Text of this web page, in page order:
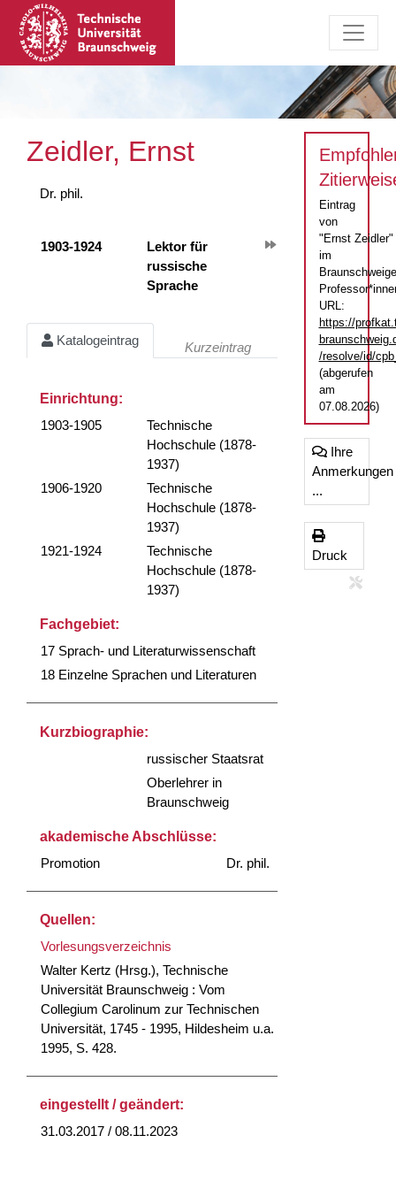
Zeidler, Ernst
Dr. phil.
1903-1924
Lektor für
russische
Sprache
Katalogeintrag Kurzeintrag
Einrichtung:
1903-1905
Technische
Hochschule (1878-
1937)
1906-1920
Technische
Hochschule (1878-
1937)
1921-1924
Technische
Hochschule (1878-
1937)
Fachgebiet:
17 Sprach- und Literaturwissenschaft
18 Einzelne Sprachen und Literaturen
Kurzbiographie:
russischer Staatsrat
Oberlehrer in
Braunschweig
akademische Abschlüsse:
Promotion
Dr. phil.
Quellen:
Vorlesungsverzeichnis
Walter Kertz (Hrsg.), Technische
Universität Braunschweig : Vom
Collegium Carolinum zur Technischen
Universität, 1745 - 1995, Hildesheim u.a.
1995, S. 428.
eingestellt / geändert:
31.03.2017 / 08.11.2023
Eintrag
von
"Ernst Zeidler"
im
URL:
https://
/resolve/id/
(abgerufen
am
07.08.2026)
Ihre
Anmerkungen
...
Druck